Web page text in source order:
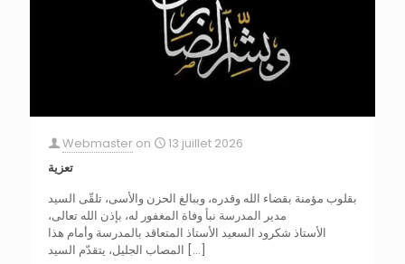
Webmaster on
13 juillet 2026
تعزية
بقلوب مؤمنة بقضاء الله وقدره، وببالغ الحزن والأسى، تلقّى السيد
مدير المدرسة نبأ وفاة المغفور له، بإذن الله تعالى،
الأستاذ شكرود السعيد الأستاذ المتعاقد بالمدرسة وأمام هذا
المصاب الجليل، يتقدّم السيد […]